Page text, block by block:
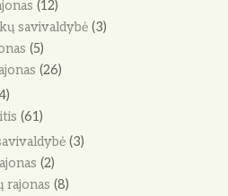
(12)
savivaldybė(3)
(5)
(26)
(61)
(3)
(2)
rajonas (8)